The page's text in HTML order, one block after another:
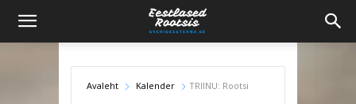
Avaleht Kalender
TRIINU: Rootsi